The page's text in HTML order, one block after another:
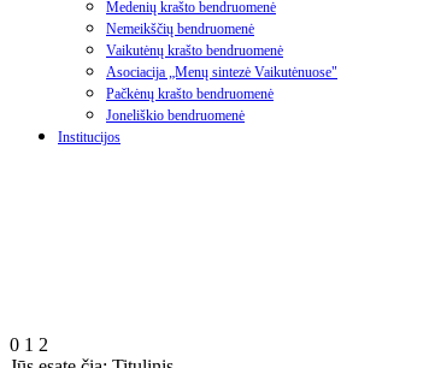
Medenių krašto bendruomenė
Nemeikščių bendruomenė
Vaikutėnų krašto bendruomenė
Asociacija „Menų sintezė Vaikutėnuose"
Pačkėnų krašto bendruomenė
Joneliškio bendruomenė
Institucijos
0 1 2